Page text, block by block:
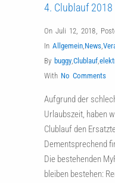
4. Clublauf 2018
On Juli 12, 2018
In Allgemein News
By buggy Clublauf
With No Comments
Aufgrund der
Urlaubszeit, haben
Clublauf den
Dementsprechend
Die bestehenden
bleiben bestehen: